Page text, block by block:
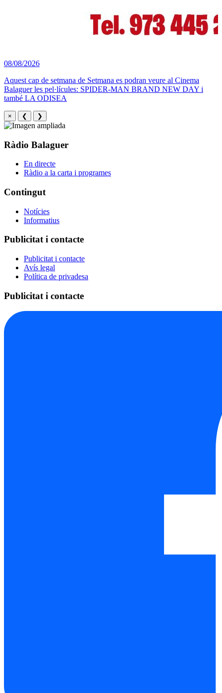
08/08/2026
Aquest cap de setmana de Setmana es podran veure al Cinema
Balaguer les pel·lícules: SPIDER-MAN BRAND NEW DAY i
també LA ODISEA
× ❮ ❯
Ràdio Balaguer
En directe
Ràdio a la carta i programes
Contingut
Notícies
Informatius
Publicitat i contacte
Publicitat i contacte
Avís legal
Política de privadesa
Publicitat i contacte